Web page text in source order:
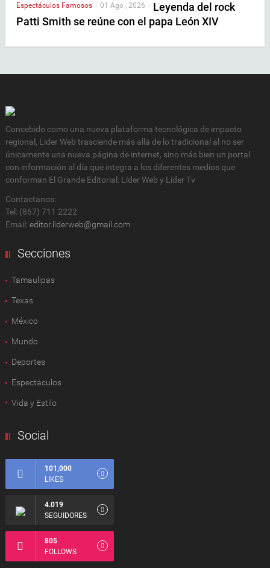
Espectáculos Famosos 01 Ago , 2026
Leyenda del rock
Patti Smith se reúne con el papa León XIV
Concebido como una nueva plataforma tecnológica de impacto
regional, Lider Web trasciende más allá de lo tradicional al no ser
únicamente una nueva página de internet, sino más bien un portal
con información al día que integra a los diferentes medios que
conforman El Grande Editorial: Líder Web y Líder Tv
Contactanos:
Tel: (867) 711 2222
Email: editor.liderweb@gmail.com
Secciones
Tamaulipas
Texas
México
Mundo
Deportes
Espectàculos
Vida y Estilo
Social
101,000
LIKES
4.019
SEGUIDORES
805
FOLLOWS